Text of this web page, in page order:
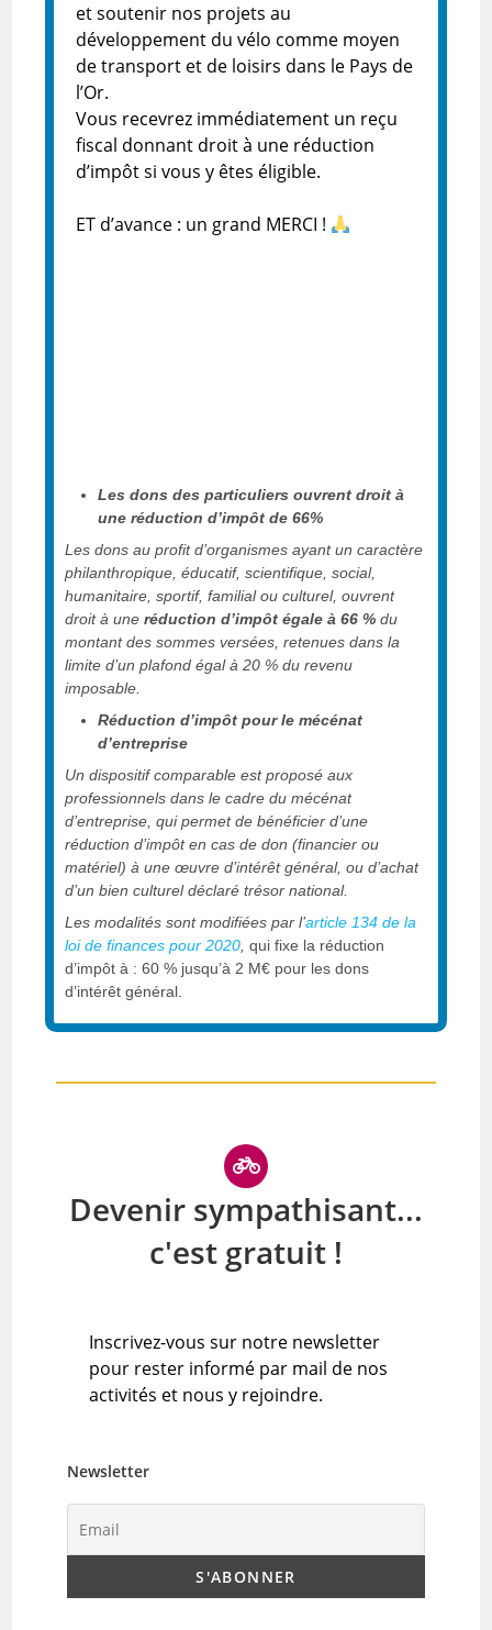
et soutenir nos projets au
développement du vélo comme moyen
de transport et de loisirs dans le Pays de
l’Or.
Vous recevrez immédiatement un reçu
fiscal donnant droit à une réduction
d’impôt si vous y êtes éligible.
ET d’avance : un grand MERCI !
Les dons des particuliers ouvrent droit à
une réduction d’impôt de 66%
Les dons au profit d’organismes ayant un caractère
philanthropique, éducatif, scientifique, social,
humanitaire, sportif, familial ou culturel, ouvrent
droit à uneréduction d’impôt égale à 66 % du
montant des sommes versées, retenues dans la
limite d’un plafond égal à 20 % du revenu
imposable.
Réduction d’impôt pour le mécénat
d’entreprise
Un dispositif comparable est proposé aux
professionnels dans le cadre du mécénat
d’entreprise, qui permet de bénéficier d’une
réduction d’impôt en cas de don (financier ou
matériel) à une œuvre d’intérêt général, ou d’achat
d’un bien culturel déclaré trésor national.
Les modalités sont modifiées par l’article 134 de la
loi de finances pour 2020 qui fixe la réduction
d’impôt à : 60 % jusqu’à 2 M€ pour les dons
d’intérêt général.
Devenir sympathisant...
c'est gratuit !
Inscrivez-vous sur notre newsletter
pour rester informé par mail de nos
activités et nous y rejoindre.
Newsletter